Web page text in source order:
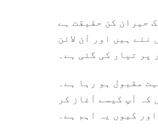
ہیں؟ یہ ایک حیران کن حقیقت ہے
ہیں اور آن لائن
پر تیار کی گئی ہے۔
کہ آپ کیسے آغاز کر
کیوں یہ اہم ہے۔